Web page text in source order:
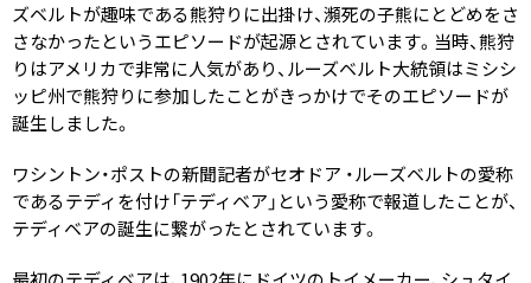
ズベルトが趣味である熊狩りに出掛け、瀕死の子熊にとどめをさ
さなかったというエピソードが起源とされています。当時、熊狩
りはアメリカで非常に人気があり、ルーズベルト大統領はミシシ
ッピ州で熊狩りに参加したことがきっかけでそのエピソードが
誕生しました。
ワシントン・ポストの新聞記者がセオドア ・ルーズベルトの愛称
であるテディを付け「テディベア」という愛称で報道したことが、
テディベアの誕生に繋がったとされています。